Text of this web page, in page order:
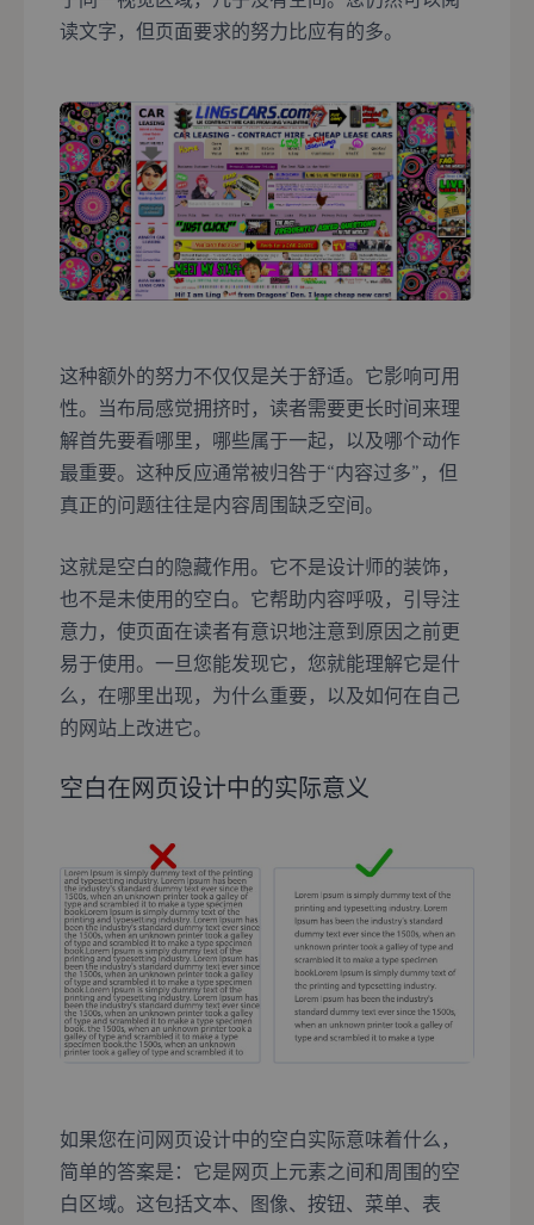
读文字，但页面要求的努力比应有的多。
这种额外的努力不仅仅是关于舒适。它影响可用
性。当布局感觉拥挤时，读者需要更长时间来理
解首先要看哪里，哪些属于一起，以及哪个动作
最重要。这种反应通常被归咎于“内容过多”，但
真正的问题往往是内容周围缺乏空间。
这就是空白的隐藏作用。它不是设计师的装饰，
也不是未使用的空白。它帮助内容呼吸，引导注
意力，使页面在读者有意识地注意到原因之前更
易于使用。一旦您能发现它，您就能理解它是什
么，在哪里出现，为什么重要，以及如何在自己
的网站上改进它。
空白在网页设计中的实际意义
如果您在问网页设计中的空白实际意味着什么，
简单的答案是：它是网页上元素之间和周围的空
白区域。这包括文本、图像、按钮、菜单、表